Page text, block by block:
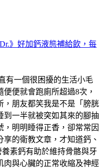
》好加鈣液態補給飲，每
有一個很困擾的生活小毛
便就會跑廁所超過8次，
，朋友都笑我是不是「膀胱
到一半就被突如其來的腳抽
明明睡得正香，卻常常因
的衛教文章，才知道鈣、
素鈣有助於維持骨骼與牙
肉與心臟的正常收縮及神經